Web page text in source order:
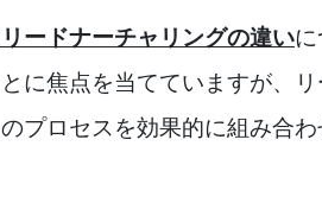
ードナーチャリングの違い
に焦点を当てていますが、
プロセスを効果的に組み合